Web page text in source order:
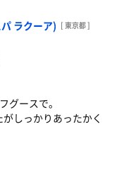
ラクーア) [ 東京都 ]
グースで。
しっかりあったかく